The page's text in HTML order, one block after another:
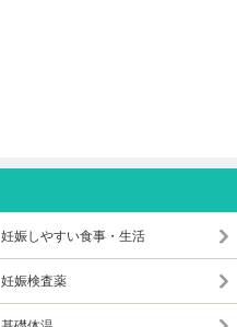
妊娠しやすい食事・生活
妊娠検査薬